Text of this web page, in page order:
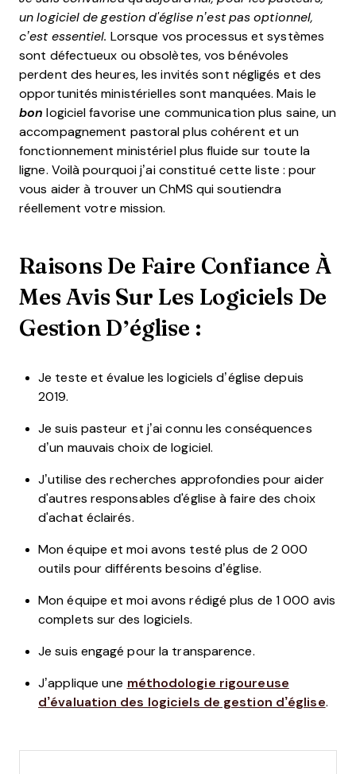
un logiciel de gestion d'église n’est pas optionnel,
c’est essentiel. Lorsque vos processus et systèmes
sont défectueux ou obsolètes, vos bénévoles
perdent des heures, les invités sont négligés et des
opportunités ministérielles sont manquées. Mais le
bon logiciel favorise une communication plus saine, un
accompagnement pastoral plus cohérent et un
fonctionnement ministériel plus fluide sur toute la
ligne. Voilà pourquoi j’ai constitué cette liste : pour
vous aider à trouver un ChMS qui soutiendra
réellement votre mission.
Raisons De Faire Confiance À
Mes Avis Sur Les Logiciels De
Gestion D’église :
Je teste et évalue les logiciels d’église depuis
2019.
Je suis pasteur et j’ai connu les conséquences
d’un mauvais choix de logiciel.
J’utilise des recherches approfondies pour aider
d'autres responsables d'église à faire des choix
d'achat éclairés.
Mon équipe et moi avons testé plus de 2 000
outils pour différents besoins d’église.
Mon équipe et moi avons rédigé plus de 1 000 avis
complets sur des logiciels.
Je suis engagé pour la transparence.
J’applique une méthodologie rigoureuse
d’évaluation des logiciels de gestion d’église.